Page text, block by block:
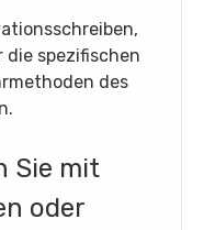
spezifischen
des
Sie mit
oder